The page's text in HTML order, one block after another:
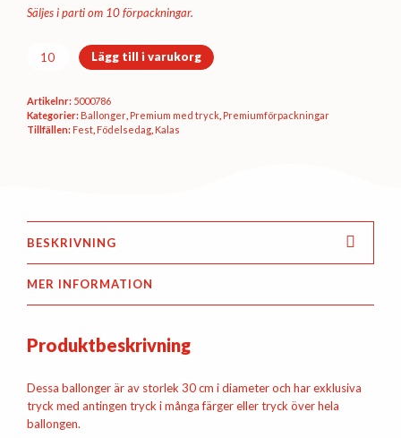
Säljes i parti om 10 förpackningar.
Premiumförpackning
-
60th
Lägg till i varukorg
Artikelnr: 5000786
Kategorier: Ballonger, Premium med tryck, Premium­förpackningar
Tillfällen: Fest, Födelsedag, Kalas
BESKRIVNING
MER INFORMATION
Produktbeskrivning
Dessa ballonger är av storlek 30 cm i diameter och har exklusiva
tryck med antingen tryck i många färger eller tryck över hela
ballongen.